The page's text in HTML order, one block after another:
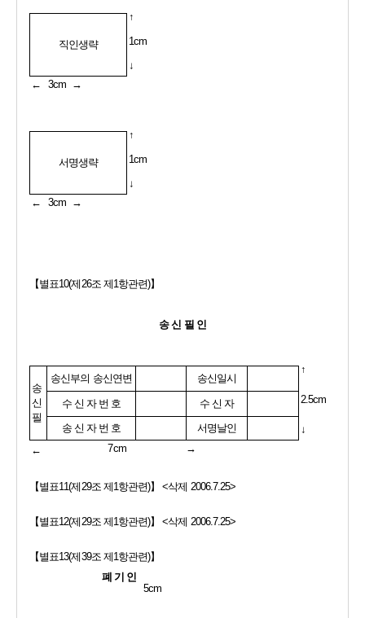
직인생략
↑
1cm
↓
← 3cm →
서명생략
↑
1cm
↓
← 3cm →
【별표10(제26조 제1항관련)】
송 신 필 인
송
신
필
송신부의 송신연변 송신일시
↑
2.5cm
↓
수 신 자 번 호
수 신 자
송 신 자 번 호
서명날인
←
7cm →
【별표11(제29조 제1항관련)】 <삭제 2006.7.25>
【별표12(제29조 제1항관련)】 <삭제 2006.7.25>
【별표13(제39조 제1항관련)】
폐 기 인
5cm